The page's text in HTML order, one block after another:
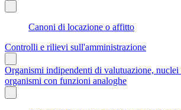
Canoni di locazione o affitto
Controlli e rilievi sull'amministrazione
Organismi indipendenti di valutuazione,
organismi con funzioni analoghe